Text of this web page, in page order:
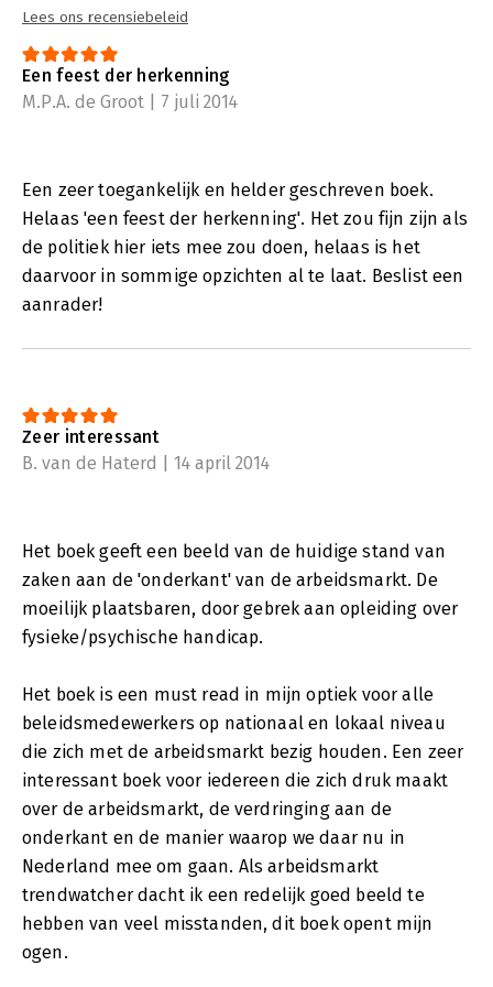
Lees ons recensiebeleid
Een feest der herkenning
M.P.A. de Groot | 7 juli 2014
Een zeer toegankelijk en helder geschreven boek.
Helaas 'een feest der herkenning'. Het zou fijn zijn als
de politiek hier iets mee zou doen, helaas is het
daarvoor in sommige opzichten al te laat. Beslist een
aanrader!
Zeer interessant
B. van de Haterd | 14 april 2014
Het boek geeft een beeld van de huidige stand van
zaken aan de 'onderkant' van de arbeidsmarkt. De
moeilijk plaatsbaren, door gebrek aan opleiding over
fysieke/psychische handicap.
Het boek is een must read in mijn optiek voor alle
beleidsmedewerkers op nationaal en lokaal niveau
die zich met de arbeidsmarkt bezig houden. Een zeer
interessant boek voor iedereen die zich druk maakt
over de arbeidsmarkt, de verdringing aan de
onderkant en de manier waarop we daar nu in
Nederland mee om gaan. Als arbeidsmarkt
trendwatcher dacht ik een redelijk goed beeld te
hebben van veel misstanden, dit boek opent mijn
ogen.